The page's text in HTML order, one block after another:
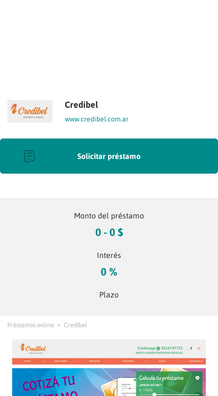
Credibel
www.credibel.com.ar
Solicitar préstamo
Monto del préstamo
0 - 0 $
Interés
0 %
Plazo
Préstamos online Credibel